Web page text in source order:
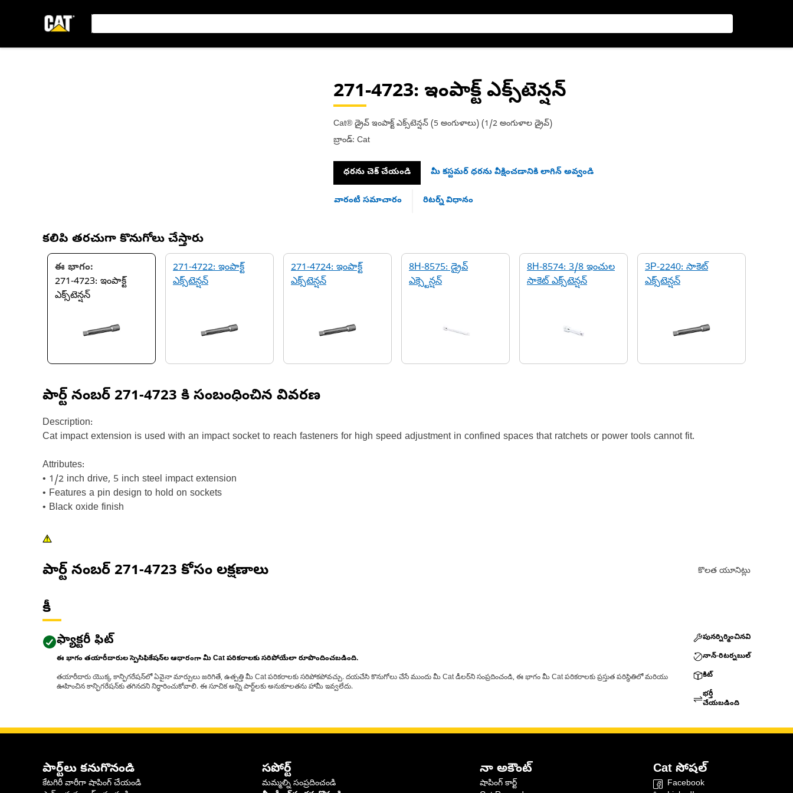
271-4723: ఇంపాక్ట్ ఎక్స్‌టెన్షన్
Cat® డ్రైవ్ ఇంపాక్ట్ ఎక్స్‌టెన్షన్ (5 అంగుళాలు) (1/2 అంగుళాల డ్రైవ్‌)
బ్రాండ్: Cat
ధరను చెక్ చేయండి మీ కస్టమర్ ధరను వీక్షించడానికి లాగిన్ అవ్వండి
వారంటీ సమాచారం రిటర్న్ విధానం
కలిపి తరచుగా కొనుగోలు చేస్తారు
ఈ భాగం:
271-4723: ఇంపాక్ట్
ఎక్స్‌టెన్షన్
271-4722: ఇంపాక్ట్
ఎక్స్‌టెన్షన్
271-4724: ఇంపాక్ట్
ఎక్స్‌టెన్షన్
8H-8575: డ్రైవ్
ఎక్స్టెన్షన్
8H-8574: 3/8 ఇంచుల
సాకెట్ ఎక్స్‌టెన్షన్
3P-2240: సాకెట్
ఎక్స్‌టెన్షన్
పార్ట్ నంబర్ 271-4723 కి సంబంధించిన వివరణ
Description:
Cat impact extension is used with an impact socket to reach fasteners for high speed adjustment in confined spaces that ratchets or power tools cannot fit.
Attributes:
• 1/2 inch drive, 5 inch steel impact extension
• Features a pin design to hold on sockets
• Black oxide finish
పార్ట్ నంబర్ 271-4723 కోసం లక్షణాలు కొలత యూనిట్లు
కీ
ఫ్యాక్టరీ ఫిట్
ఈ భాగం తయారీదారుల స్పెసిఫికేషన్‌ల ఆధారంగా మీ Cat పరికరాలకు సరిపోయేలా రూపొందించబడింది.
తయారీదారు యొక్క కాన్ఫిగరేషన్‌లో ఏవైనా మార్పులు జరిగితే, ఉత్పత్తి మీ Cat పరికరాలకు సరిపోకపోవచ్చు. దయచేసి కొనుగోలు చేసే ముందు మీ Cat డీలర్‌ని సంప్రదించండి, ఈ భాగం మీ Cat పరికరాలకు ప్రస్తుత పరిస్థితిలో మరియు
ఊహించిన కాన్ఫిగరేషన్‌కు తగినదని నిర్ధారించుకోవాలి. ఈ సూచిక అన్ని పార్ట్‌లకు అనుకూలతను హామీ ఇవ్వలేదు.
పునర్నిర్మించినవి
నాన్-రిటర్నబుల్
కిట్
భర్తీ
చేయబడింది
పార్ట్‌లు కనుగొనండి
కేటగిరీ వారీగా షాపింగ్ చేయండి
సపోర్ట్
మమ్మల్ని సంప్రదించండి
నా అకౌంట్
షాపింగ్ కార్ట్
Cat సోషల్
Facebook